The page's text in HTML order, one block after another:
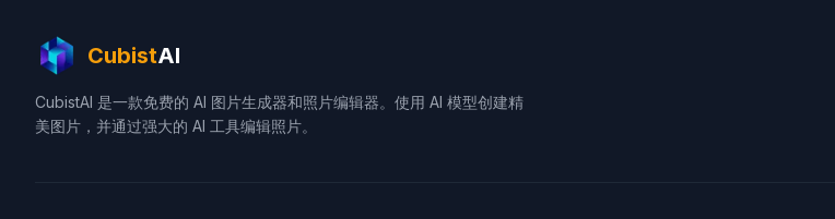
CubistAI
CubistAI 是一款免费的 AI 图片生成器和照片编辑器。使用 AI 模型创建精
美图片，并通过强大的 AI 工具编辑照片。